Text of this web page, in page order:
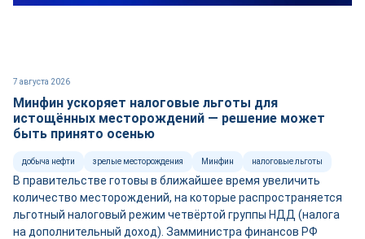
7 августа 2026
Минфин ускоряет налоговые льготы для
истощённых месторождений — решение может
быть принято осенью
добыча нефти зрелые месторождения Минфин налоговые льготы
В правительстве готовы в ближайшее время увеличить
количество месторождений, на которые распространяется
льготный налоговый режим четвёртой группы НДД (налога
на дополнительный доход). Замминистра финансов РФ